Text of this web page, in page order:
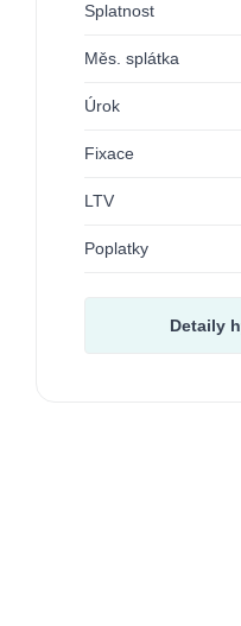
Splatnost
Měs. splátka
Úrok
Fixace
LTV
Poplatky
Detaily